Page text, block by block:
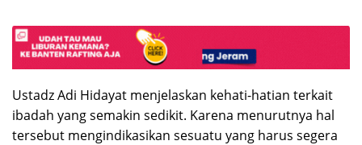
Ustadz Adi Hidayat menjelaskan kehati-hatian terkait
ibadah yang semakin sedikit. Karena menurutnya hal
tersebut mengindikasikan sesuatu yang harus segera